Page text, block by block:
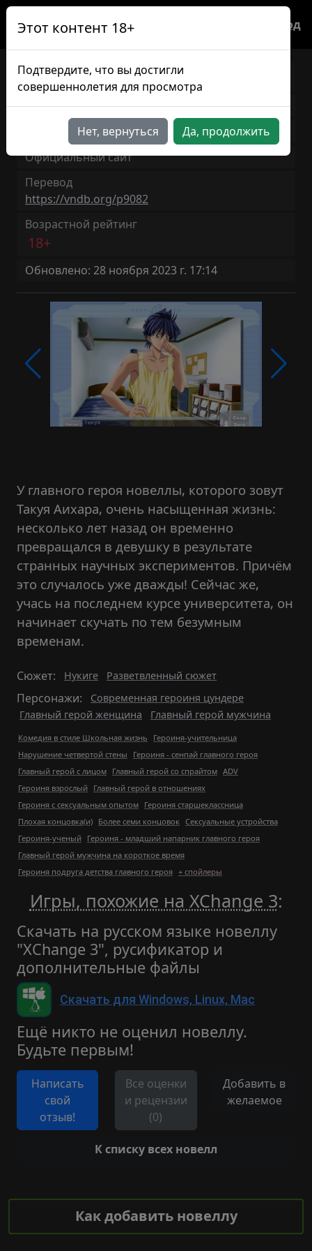
Вход
Этот контент 18+
Подтвердите, что вы достигли
совершеннолетия для просмотра
Нет, вернуться Да, продолжить
JP/RUXChange 3
Версия игры: 2020.08
Продолжительность: ~9ч 28мин
Официальный сайт
Перевод
https://vndb.org/p9082
Возрастной рейтинг
18+
Обновлено: 28 ноября 2023 г. 17:14
У главного героя новеллы, которого зовут
Такуя Аихара, очень насыщенная жизнь:
несколько лет назад он временно
превращался в девушку в результате
странных научных экспериментов. Причём
это случалось уже дважды! Сейчас же,
учась на последнем курсе университета, он
начинает скучать по тем безумным
временам.
Сюжет: Нукиге Разветвленный сюжет
Персонажи:
Современная героиня цундере
Главный герой женщина
Главный герой мужчина
Комедия в стиле Школьная жизнь
Героиня-учительница
Нарушение четвертой стены
Героиня - сенпай главного героя
Главный герой с лицом Главный герой со спрайтом ADV
Героиня взрослый Главный герой в отношениях
Героиня с сексуальным опытом Героиня старшеклассница
Плохая концовка(и) Более семи концовок Сексуальные устройства
Героиня-ученый Героиня - младший напарник главного героя
Главный герой мужчина на короткое время
Героиня подруга детства главного героя + спойлеры
Игры, похожие на XChange 3:
Скачать на русском языке новеллу
"XChange 3", русификатор и
дополнительные файлы
Скачать для Windows, Linux, Mac
Ещё никто не оценил новеллу.
Будьте первым!
Написать
свой
отзыв!
Все оценки
и рецензии
(0)
Добавить в
желаемое
К списку всех новелл
Как добавить новеллу